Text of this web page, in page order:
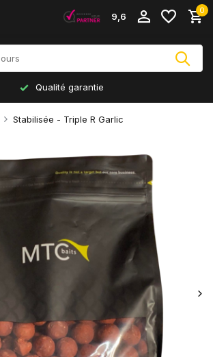
9,6
0
Qualité garantie
Stabilisée - Triple R Garlic